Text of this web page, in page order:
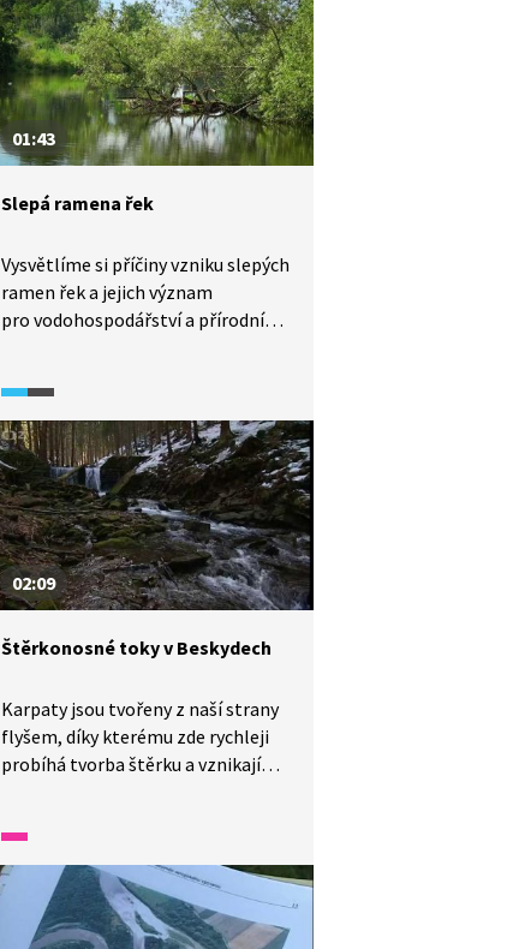
přijdou sucha. Jaké je řešení?
01:43
Slepá ramena řek
Vysvětlíme si příčiny vzniku slepých
ramen řek a jejich význam
pro vodohospodářství a přírodní
a obnovujeme. Dají se využít
i pro hospodářský chov ryb.
02:09
Štěrkonosné toky v Beskydech
Karpaty jsou tvořeny z naší strany
flyšem, díky kterému zde rychleji
probíhá tvorba štěrku a vznikají
nemuseli obávat jejich rozvodnění,
vytvářeli nádržky, kde se štěrk
zadržel a do údolí tekla korytem
pouze čistá voda. Jak takové